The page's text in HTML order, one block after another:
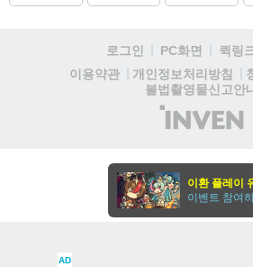
로그인 PC화면 퀵링
이용약관
개인정보처리방침
불법촬영물신고안
(주)
인
AD
이환 플레이
이벤트 참여